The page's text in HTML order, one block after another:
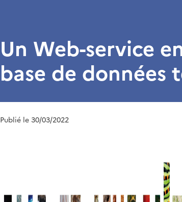
Un Web-service
base de données
Publié le 30/03/2022